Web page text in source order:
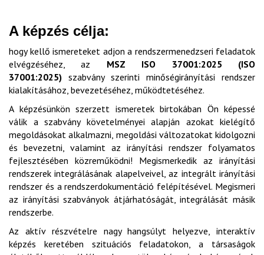
A képzés célja:
hogy kellő ismereteket adjon a rendszermenedzseri feladatok
elvégzéséhez, az MSZ ISO 37001:2025 (ISO
37001:2025) szabvány szerinti minőségirányítási rendszer
kialakításához, bevezetéséhez, működtetéséhez.
A képzésünkön szerzett ismeretek birtokában Ön képessé
válik a szabvány követelményei alapján azokat kielégítő
megoldásokat alkalmazni, megoldási változatokat kidolgozni
és bevezetni, valamint az irányítási rendszer folyamatos
fejlesztésében közreműködni! Megismerkedik az irányítási
rendszerek integrálásának alapelveivel, az integrált irányítási
rendszer és a rendszerdokumentáció felépítésével. Megismeri
az irányítási szabványok átjárhatóságát, integrálását másik
rendszerbe.
Az aktív részvételre nagy hangsúlyt helyezve, interaktív
képzés keretében szituációs feladatokon, a társaságok